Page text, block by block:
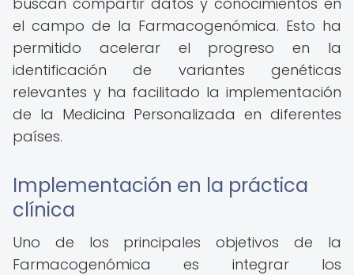
el campo de la Farmacogenómica. Esto ha
permitido acelerar el progreso en la
identificación de variantes genéticas
relevantes y ha facilitado la implementación
de la Medicina Personalizada en diferentes
países.
Implementación en la práctica
clínica
Uno de los principales objetivos de la
Farmacogenómica es integrar los